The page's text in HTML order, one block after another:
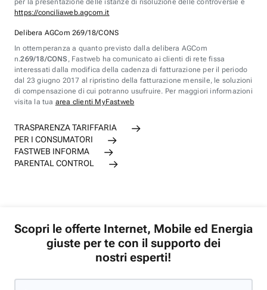
per la presentazione delle istanze di risoluzione delle controversie è
https://conciliaweb.agcom.it
Delibera AGCom 269/18/CONS
In ottemperanza a quanto previsto dalla delibera AGCom
n.269/18/CONS , Fastweb ha comunicato ai clienti di rete fissa
interessati dalla modifica della cadenza di fatturazione per il periodo
dal 23 giugno 2017 al ripristino della fatturazione mensile, le soluzioni
di compensazione di cui potranno usufruire. Per maggiori informazioni
visita la tua area clienti MyFastweb
TRASPARENZA TARIFFARIA
PER I CONSUMATORI
FASTWEB INFORMA
PARENTAL CONTROL
Scopri le offerte Internet, Mobile ed Energia
giuste per te con il supporto dei
nostri esperti!